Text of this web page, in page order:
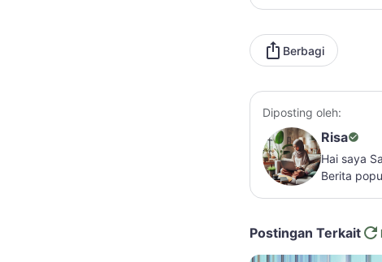
Berbagi
Diposting oleh:
Risa
Hai saya
Berita
Postingan Terkait